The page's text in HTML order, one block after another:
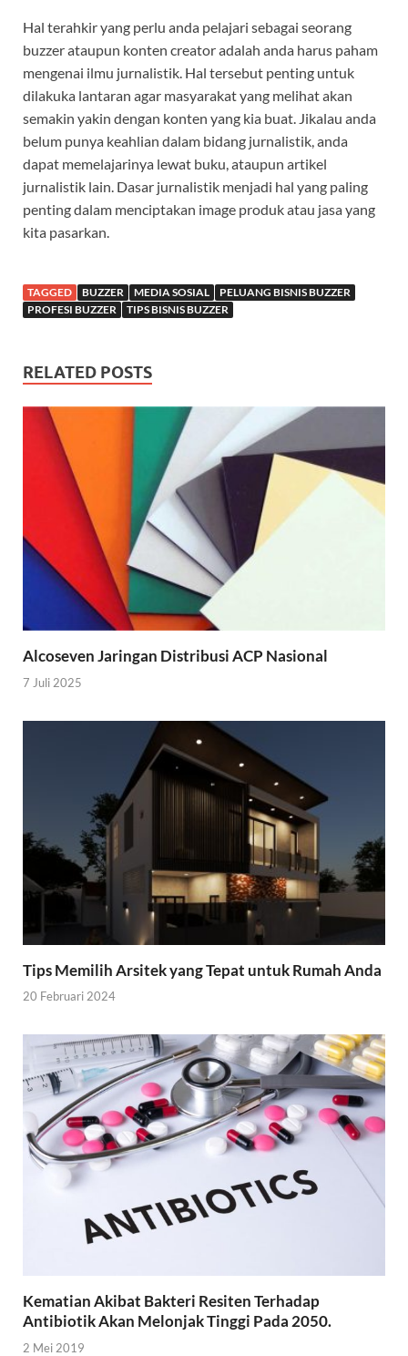
Hal terahkir yang perlu anda pelajari sebagai seorang
buzzer ataupun konten creator adalah anda harus paham
mengenai ilmu jurnalistik. Hal tersebut penting untuk
dilakuka lantaran agar masyarakat yang melihat akan
semakin yakin dengan konten yang kia buat. Jikalau anda
belum punya keahlian dalam bidang jurnalistik, anda
dapat memelajarinya lewat buku, ataupun artikel
jurnalistik lain. Dasar jurnalistik menjadi hal yang paling
penting dalam menciptakan image produk atau jasa yang
kita pasarkan.
TAGGED BUZZER MEDIA SOSIAL
PELUANG BISNIS BUZZER
PROFESI BUZZER
TIPS BISNIS BUZZER
RELATED POSTS
Alcoseven Jaringan Distribusi ACP Nasional
7 Juli 2025
Tips Memilih Arsitek yang Tepat untuk Rumah Anda
20 Februari 2024
Kematian Akibat Bakteri Resiten Terhadap
Antibiotik Akan Melonjak Tinggi Pada 2050.
2 Mei 2019